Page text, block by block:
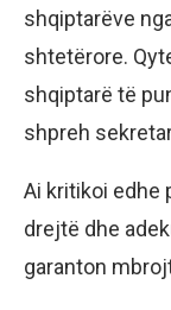
shqiptarëve
shtetërore.
shqiptarë të
shpreh
Ai kritikoi edhe
drejtë dhe
garanton